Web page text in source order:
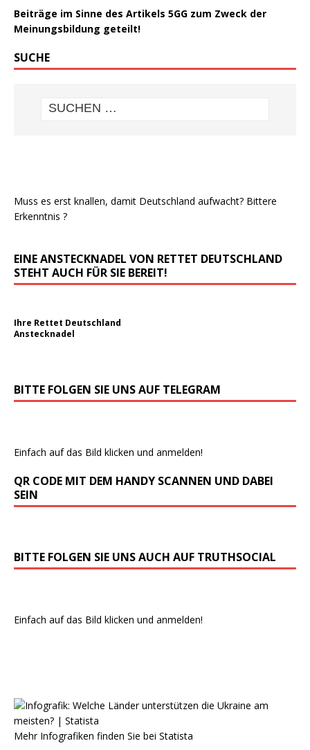
Beiträge im Sinne des Artikels 5GG zum Zweck der
Meinungsbildung geteilt!
SUCHE
Muss es erst knallen, damit Deutschland aufwacht? Bittere
Erkenntnis ?
EINE ANSTECKNADEL VON RETTET DEUTSCHLAND
STEHT AUCH FÜR SIE BEREIT!
Ihre Rettet Deutschland
Anstecknadel
BITTE FOLGEN SIE UNS AUF TELEGRAM
Einfach auf das Bild klicken und anmelden!
QR CODE MIT DEM HANDY SCANNEN UND DABEI
SEIN
BITTE FOLGEN SIE UNS AUCH AUF TRUTHSOCIAL
Einfach auf das Bild klicken und anmelden!
Mehr Infografiken finden Sie bei Statista